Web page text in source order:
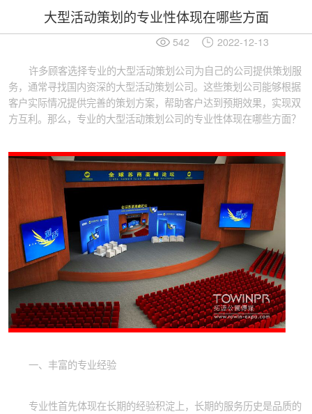
大型活动策划的专业性体现在哪些方面
542 2022-12-13
许多顾客选择专业的大型活动策划公司为自己的公司提供策划服
务，通常寻找国内资深的大型活动策划公司。这些策划公司能够根据
客户实际情况提供完善的策划方案，帮助客户达到预期效果，实现双
方互利。那么，专业的大型活动策划公司的专业性体现在哪些方面？
一、丰富的专业经验
专业性首先体现在长期的经验积淀上，长期的服务历史是品质的